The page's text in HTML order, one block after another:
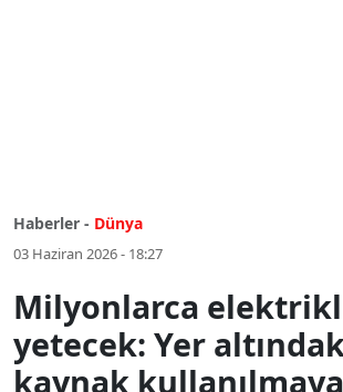
Haberler - Dünya
03 Haziran 2026 - 18:27
Milyonlarca
yetecek: Yer
kaynak kullanılmaya